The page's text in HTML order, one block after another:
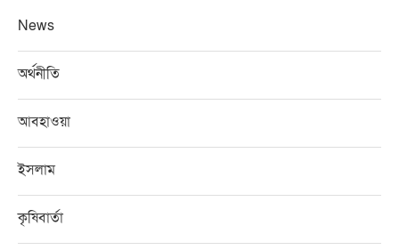
News
অর্থনীতি
আবহাওয়া
ইসলাম
কৃষিবার্তা